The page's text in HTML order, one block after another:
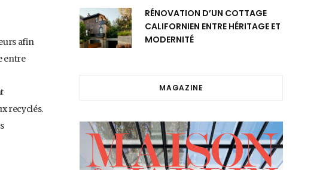
afin
entre
recyclés.
RÉNOVATION D’UN COTTAGE
CALIFORNIEN ENTRE HÉRITAGE ET
MODERNITÉ
MAGAZINE